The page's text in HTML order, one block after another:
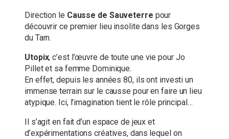
Direction le Causse de Sauveterre pour
découvrir ce premier lieu insolite dans les Gorges
du Tarn.
Utopix, c’est l’œuvre de toute une vie pour Jo
Pillet et sa femme Dominique.
En effet, depuis les années 80, ils ont investi un
immense terrain sur le causse pour en faire un lieu
atypique. Ici, l’imagination tient le rôle principal…
Il s’agit en fait d’un espace de jeux et
d’expérimentations créatives, dans lequel on